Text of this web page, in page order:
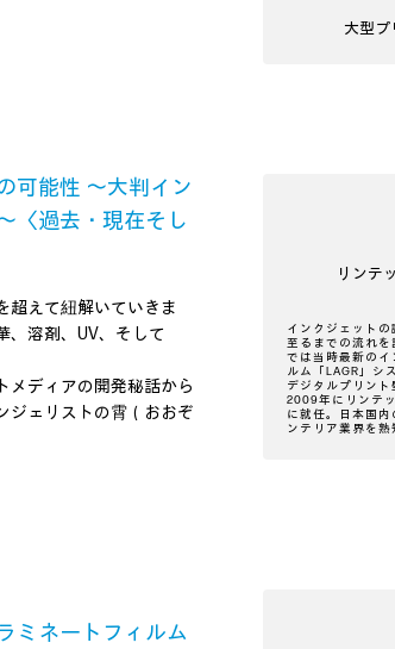
大型プ
可能性 ～大判イン
〈過去・現在そし
超えて紐解いていきま
、溶剤、UV、そして
メディアの開発秘話から
ジェリストの霄（おおぞ
リンテ
インクジェット
至るまでの流れ
では当時最新のイ
ルム「LAGR」シ
デジタルプリント
2009年にリンテ
に就任。日本国
ンテリア業界を熟
ミネートフィルム